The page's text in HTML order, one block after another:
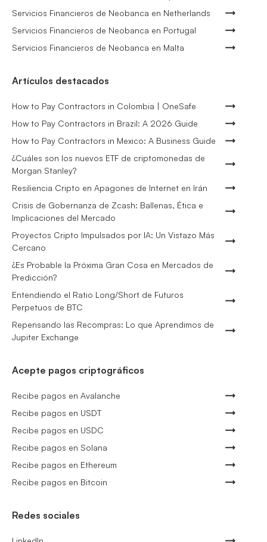
Servicios Financieros de Neobanca en Netherlands
Servicios Financieros de Neobanca en Portugal
Servicios Financieros de Neobanca en Malta
Artículos destacados
How to Pay Contractors in Colombia | OneSafe
How to Pay Contractors in Brazil: A 2026 Guide
How to Pay Contractors in Mexico: A Business Guide
¿Cuáles son los nuevos ETF de criptomonedas de
Morgan Stanley?
Resiliencia Cripto en Apagones de Internet en Irán
Crisis de Gobernanza de Zcash: Ballenas, Ética e
Implicaciones del Mercado
Proyectos Cripto Impulsados por IA: Un Vistazo Más
Cercano
¿Es Probable la Próxima Gran Cosa en Mercados de
Predicción?
Entendiendo el Ratio Long/Short de Futuros
Perpetuos de BTC
Repensando las Recompras: Lo que Aprendimos de
Jupiter Exchange
Acepte pagos criptográficos
Recibe pagos en Avalanche
Recibe pagos en USDT
Recibe pagos en USDC
Recibe pagos en Solana
Recibe pagos en Ethereum
Recibe pagos en Bitcoin
Redes sociales